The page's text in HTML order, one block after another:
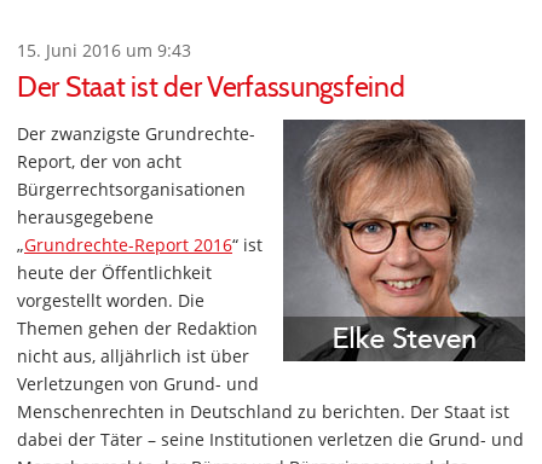
15. Juni 2016 um 9:43
Der Staat ist der Verfassungsfeind
Der zwanzigste Grundrechte-
Report, der von acht
Bürgerrechtsorganisationen
herausgegebene
„Grundrechte-Report 2016“ ist
heute der Öffentlichkeit
vorgestellt worden. Die
Themen gehen der Redaktion
nicht aus, alljährlich ist über
Verletzungen von Grund- und
Menschenrechten in Deutschland zu berichten. Der Staat ist
dabei der Täter – seine Institutionen verletzen die Grund- und